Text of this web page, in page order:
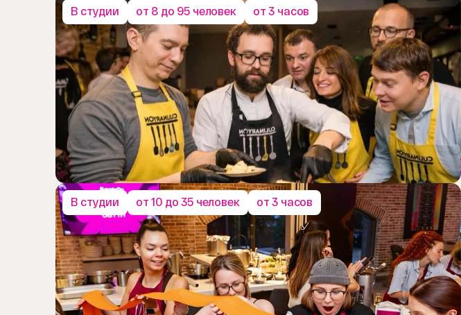
В студии от 8 до 95 человек от 3 часов
В студии от 10 до 35 человек от 3 часов